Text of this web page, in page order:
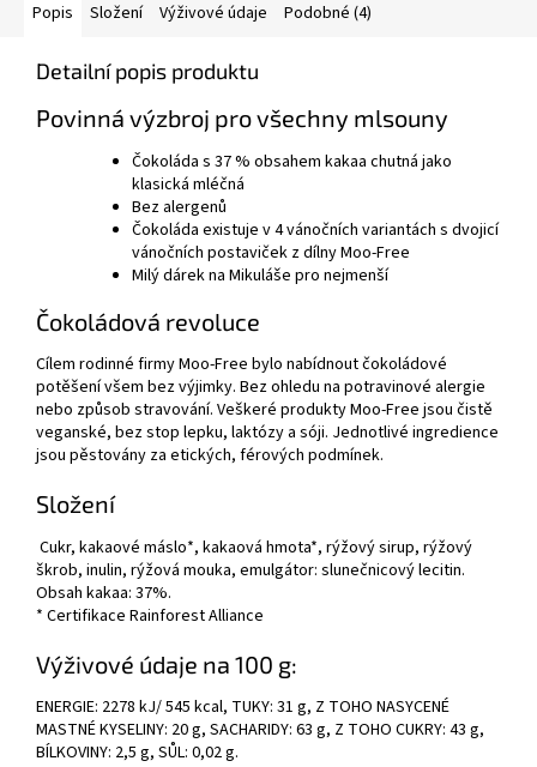
Popis Složení Výživové údaje Podobné (4)
Detailní popis produktu
Povinná výzbroj pro všechny mlsouny
Čokoláda s 37 % obsahem kakaa chutná jako
klasická mléčná
Bez alergenů
Čokoláda existuje v 4 vánočních variantách s dvojicí
vánočních postaviček z dílny Moo-Free
Milý dárek na Mikuláše pro nejmenší
Čokoládová revoluce
Cílem rodinné firmy Moo-Free bylo nabídnout čokoládové
potěšení všem bez výjimky. Bez ohledu na potravinové alergie
nebo způsob stravování. Veškeré produkty Moo-Free jsou čistě
veganské, bez stop lepku, laktózy a sóji. Jednotlivé ingredience
jsou pěstovány za etických, férových podmínek.
Složení
Cukr, kakaové máslo*, kakaová hmota*, rýžový sirup, rýžový
škrob, inulin, rýžová mouka, emulgátor: slunečnicový lecitin.
Obsah kakaa: 37%.
* Certifikace Rainforest Alliance
Výživové údaje na 100 g:
ENERGIE: 2278 kJ/ 545 kcal, TUKY: 31 g, Z TOHO NASYCENÉ
MASTNÉ KYSELINY: 20 g, SACHARIDY: 63 g, Z TOHO CUKRY: 43 g,
BÍLKOVINY: 2,5 g, SŮL: 0,02 g.